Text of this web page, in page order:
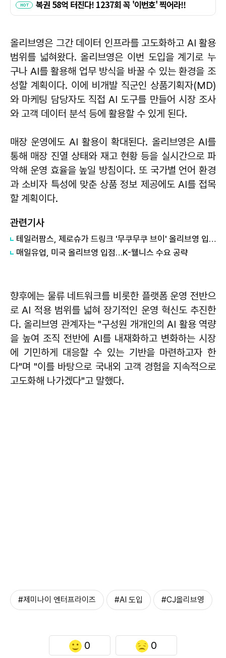
올리브영은 그간 데이터 인프라를 고도화하고 AI 활용
범위를 넓혀왔다. 올리브영은 이번 도입을 계기로 누
구나 AI를 활용해 업무 방식을 바꿀 수 있는 환경을 조
성할 계획이다. 이에 비개발 직군인 상품기획자(MD)
와 마케팅 담당자도 직접 AI 도구를 만들어 시장 조사
와 고객 데이터 분석 등에 활용할 수 있게 된다.
매장 운영에도 AI 활용이 확대된다. 올리브영은 AI를
통해 매장 진열 상태와 재고 현황 등을 실시간으로 파
악해 운영 효율을 높일 방침이다. 또 국가별 언어 환경
과 소비자 특성에 맞춘 상품 정보 제공에도 AI를 접목
할 계획이다.
관련기사
테일러팜스, 제로슈가 드링크 '무쿠무쿠 브이' 올리브영 입점
매일유업, 미국 올리브영 입점…K-웰니스 수요 공략
향후에는 물류 네트워크를 비롯한 플랫폼 운영 전반으
로 AI 적용 범위를 넓혀 장기적인 운영 혁신도 추진한
다. 올리브영 관계자는 "구성원 개개인의 AI 활용 역량
을 높여 조직 전반에 AI를 내재화하고 변화하는 시장
에 기민하게 대응할 수 있는 기반을 마련하고자 한
다"며 "이를 바탕으로 국내외 고객 경험을 지속적으로
고도화해 나가겠다"고 말했다.
#제미나이 엔터프라이즈 #AI 도입 #CJ올리브영
0 0